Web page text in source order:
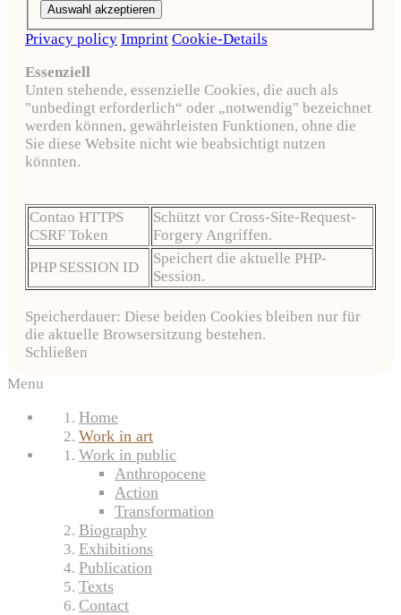
Privacy policy Imprint Cookie-Details
Essenziell
Unten stehende, essenzielle Cookies, die auch als
"unbedingt erforderlich“ oder „notwendig" bezeichnet
werden können, gewährleisten Funktionen, ohne die
Sie diese Website nicht wie beabsichtigt nutzen
könnten.
Contao HTTPS
CSRF Token
Schützt vor Cross-Site-Request-
Forgery Angriffen.
PHP SESSION ID
Speichert die aktuelle PHP-
Session.
Speicherdauer: Diese beiden Cookies bleiben nur für
die aktuelle Browsersitzung bestehen.
Schließen
Menu
Home
Work in art
Work in public
Anthropocene
Action
Transformation
Biography
Exhibitions
Publication
Texts
Contact